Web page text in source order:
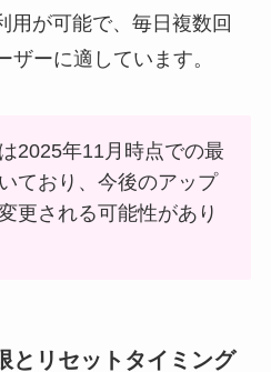
用が可能で、毎日複数回
ーに適しています。
2025年11月時点での最
ており、今後のアップ
更される可能性があり
とリセットタイミング